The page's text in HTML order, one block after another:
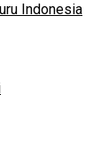
Indonesia